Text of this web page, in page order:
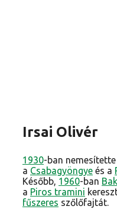
Irsai Olivér
1930-ban nemesítette
a Csabagyöngye és a
Később, 1960-ban
a Piros tramini
fűszeres szőlőfajtát.